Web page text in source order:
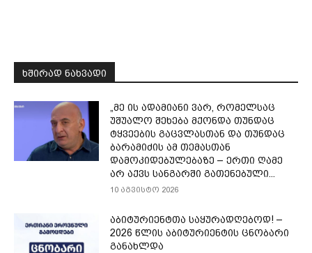
ᲮᲨᲘᲠᲐᲓ ᲜᲐᲮᲕᲐᲓᲘ
„მე ის ადამიანი ვარ, რომელსაც
უშუალო შეხება მქონდა თუნდაც
ტყვეების გაცვლასთან და თუნდაც
ბარამიძის ამ თემასთან
დამოკიდებულებაზე – ერთი ღამე
არ აქვს სანგარში გათენებული...
10 აგვისტო 2026
აბიტურიენტთა საყურადღებოდ! –
2026 წლის აბიტურიენტის ცნობარი
განახლდა